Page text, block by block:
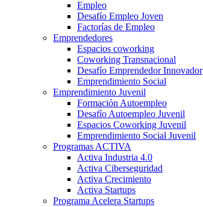
Empleo
Desafío Empleo Joven
Factorías de Empleo
Emprendedores
Espacios coworking
Coworking Transnacional
Desafío Emprendedor Innovador
Emprendimiento Social
Emprendimiento Juvenil
Formación Autoempleo
Desafío Autoempleo Juvenil
Espacios Coworking Juvenil
Emprendimiento Social Juvenil
Programas ACTIVA
Activa Industria 4.0
Activa Ciberseguridad
Activa Crecimiento
Activa Startups
Programa Acelera Startups